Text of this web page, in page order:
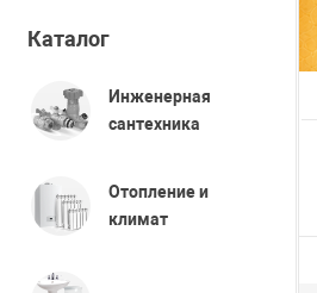
Каталог
Инженерная
сантехника
Отопление и
климат